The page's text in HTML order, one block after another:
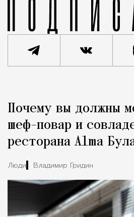
Город
Почему вы должны
шеф-повар и
ресторана Alma
Люди Владимир Гридин